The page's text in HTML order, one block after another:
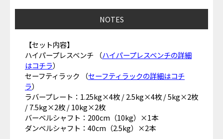
NOTES
【セット内容】
ハイパープレスベンチ （ハイパープレスベンチの詳細
はコチラ）
セーフティラック （セーフティラックの詳細はコチ
ラ）
ラバープレート：1.25kg×4枚 / 2.5kg×4枚 / 5kg×2枚
/ 7.5kg×2枚 / 10kg×2枚
バーベルシャフト：200cm（10kg）×1本
ダンベルシャフト：40cm（2.5kg）×2本